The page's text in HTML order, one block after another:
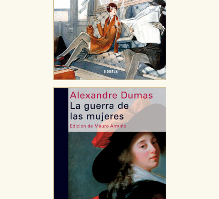
Puede consultar nuestrapolítica de cookies